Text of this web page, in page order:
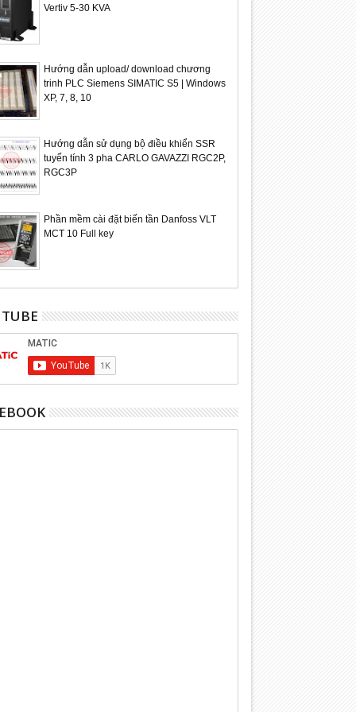
Vertiv 5-30 KVA
Hướng dẫn upload/ download chương
trinh PLC Siemens SIMATIC S5 | Windows
XP, 7, 8, 10
Hướng dẫn sử dụng bộ điều khiển SSR
tuyến tính 3 pha CARLO GAVAZZI RGC2P,
RGC3P
Phần mềm cài đặt biến tần Danfoss VLT
MCT 10 Full key